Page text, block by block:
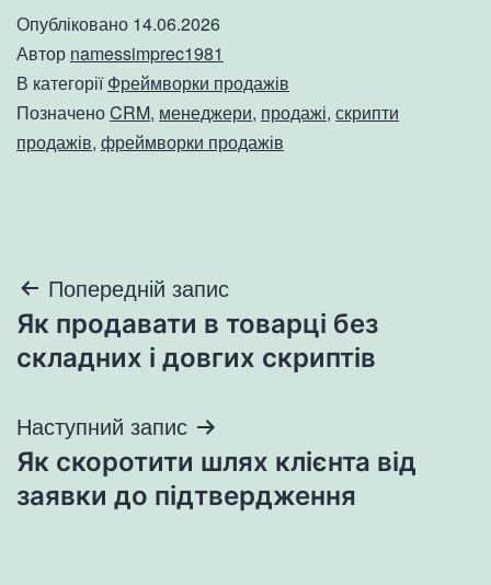
Опубліковано 14.06.2026
Автор namessimprec1981
В категоріїФреймворки продажів
ПозначеноCRM, менеджери, продажі, скрипти
продажів, фреймворки продажів
Навігація
записів
Попередній запис
Як продавати в товарці без
складних і довгих скриптів
Наступний запис
Як скоротити шлях клієнта від
заявки до підтвердження